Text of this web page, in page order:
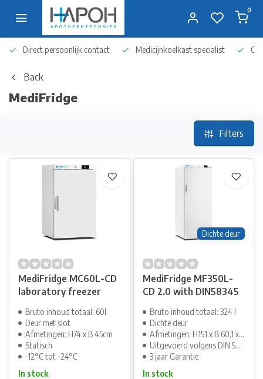
0
Direct persoonlijk contact Medicijnkoelkast specialist Op
Back
MediFridge
Filters
MediFridge MC60L-CD
laboratory freezer
Bruto inhoud totaal: 60l
Deur met slot
Afmetingen: H74 x B 45cm
Statisch
-12°C tot -24°C
In stock
Dichte deur
MediFridge MF350L-
CD 2.0 with DIN58345
Bruto inhoud totaal: 324 l
Dichte deur
Afmetingen: H151 x B 60,1 x D70cm
Uitgevoerd volgens DIN 58345
3 jaar Garantie
In stock